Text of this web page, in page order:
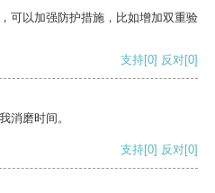
可以加强防护措施，比如增加双重验
支持[0] 反对[0]
消磨时间。
支持[0] 反对[0]